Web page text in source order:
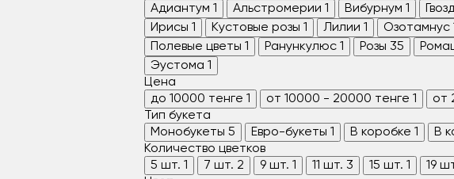
Адиантум 1 Альстромерии 1 Вибурнум 1
Ирисы 1 Кустовые розы 1 Лилии 1 Озотамнус
Полевые цветы 1 Ранункулюс 1 Розы 35
Эустома 1
Цена
до 10000 тенге 1 от 10000 - 20000 тенге 1 от
Тип букета
Монобукеты 5 Евро-букеты 1 В коробке 1 В
Количество цветков
5 шт. 1 7 шт. 2 9 шт. 1 11 шт. 3 15 шт. 1 19